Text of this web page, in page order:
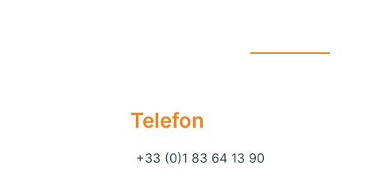
Telefon
+33 (0)1 83 64 13 90